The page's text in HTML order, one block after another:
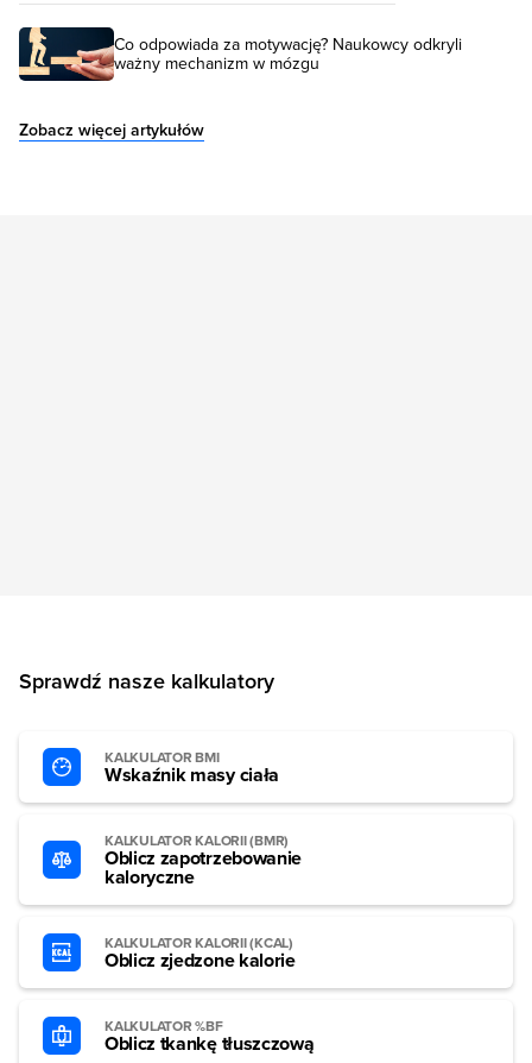
Co odpowiada za motywację? Naukowcy odkryli
ważny mechanizm w mózgu
Zobacz więcej artykułów
Sprawdź nasze kalkulatory
KALKULATOR BMI
Wskaźnik masy ciała
KALKULATOR KALORII (BMR)
Oblicz zapotrzebowanie
kaloryczne
KALKULATOR KALORII (KCAL)
Oblicz zjedzone kalorie
KALKULATOR %BF
Oblicz tkankę tłuszczową